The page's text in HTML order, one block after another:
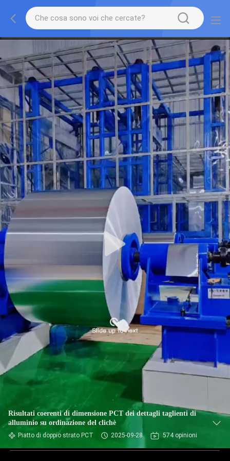
Risultati coerenti di dimensione PCT dei dettagli taglienti di
alluminio su ordinazione del clichè
Piatto di doppio strato PCT 2025-09-28 574 opinioni